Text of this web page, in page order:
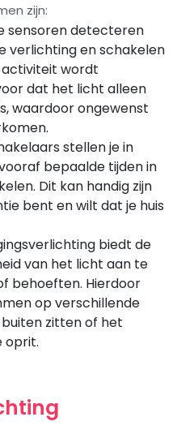
zijn:
sensoren detecteren
verlichting en schakelen
wordt
dat het licht alleen
waardoor ongewenst
stellen je in
bepaalde tijden in
Dit kan handig zijn
bent en wilt dat je huis
biedt de
van het licht aan te
behoeften. Hierdoor
op verschillende
zitten of het
oprit.